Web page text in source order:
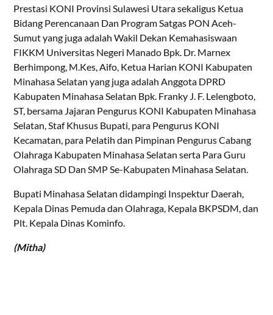
Prestasi KONI Provinsi Sulawesi Utara sekaligus Ketua
Bidang Perencanaan Dan Program Satgas PON Aceh-
Sumut yang juga adalah Wakil Dekan Kemahasiswaan
FIKKM Universitas Negeri Manado Bpk. Dr. Marnex
Berhimpong, M.Kes, Aifo, Ketua Harian KONI Kabupaten
Minahasa Selatan yang juga adalah Anggota DPRD
Kabupaten Minahasa Selatan Bpk. Franky J. F. Lelengboto,
ST, bersama Jajaran Pengurus KONI Kabupaten Minahasa
Selatan, Staf Khusus Bupati, para Pengurus KONI
Kecamatan, para Pelatih dan Pimpinan Pengurus Cabang
Olahraga Kabupaten Minahasa Selatan serta Para Guru
Olahraga SD Dan SMP Se-Kabupaten Minahasa Selatan.
Bupati Minahasa Selatan didampingi Inspektur Daerah,
Kepala Dinas Pemuda dan Olahraga, Kepala BKPSDM, dan
Plt. Kepala Dinas Kominfo.
(Mitha)